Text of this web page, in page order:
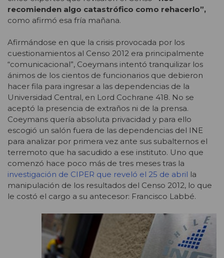
recomienden algo catastrófico como rehacerlo”,
como afirmó esa fría mañana.
Afirmándose en que la crisis provocada por los
cuestionamientos al Censo 2012 era principalmente
“comunicacional”, Coeymans intentó tranquilizar los
ánimos de los cientos de funcionarios que debieron
hacer fila para ingresar a las dependencias de la
Universidad Central, en Lord Cochrane 418. No se
aceptó la presencia de extraños ni de la prensa.
Coeymans quería absoluta privacidad y para ello
escogió un salón fuera de las dependencias del INE
para analizar por primera vez ante sus subalternos el
terremoto que ha sacudido a ese instituto. Uno que
comenzó hace poco más de tres meses tras la
investigación de CIPER que reveló el 25 de abril la
manipulación de los resultados del Censo 2012, lo que
le costó el cargo a su antecesor: Francisco Labbé.